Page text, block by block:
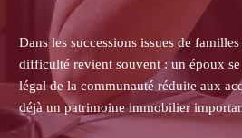
Dans les successions, les héritiers
assurance-vie se heurtent souvent
transmettre le contrat, la clause
primes ou les pièces de gestion.